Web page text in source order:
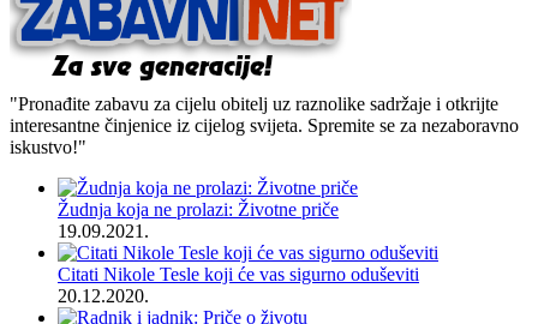
"Pronađite zabavu za cijelu obitelj uz raznolike sadržaje i otkrijte
interesantne činjenice iz cijelog svijeta. Spremite se za nezaboravno
iskustvo!"
Žudnja koja ne prolazi: Životne priče
19.09.2021.
Citati Nikole Tesle koji će vas sigurno oduševiti
20.12.2020.